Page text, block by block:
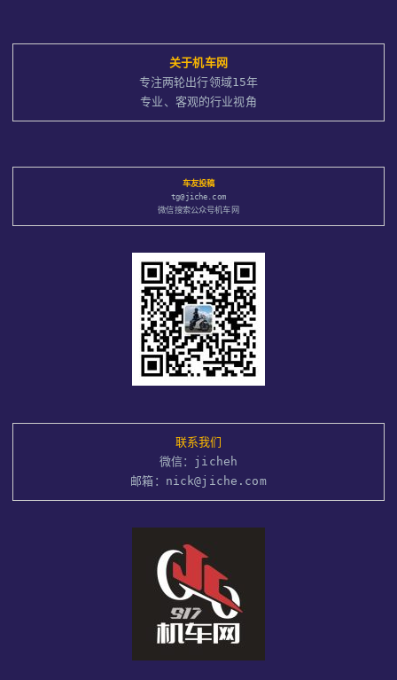
关于机车网
专注两轮出行领域15年
专业、客观的行业视角
车友投稿
tg@jiche.com
微信搜索公众号机车网
联系我们
微信：jicheh
邮箱：nick@jiche.com